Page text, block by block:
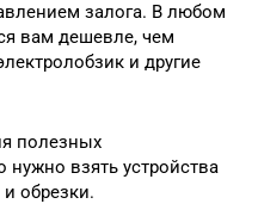
залога. В любом
вам дешевле, чем
и другие
полезных
нужно взять устройства
обрезки.